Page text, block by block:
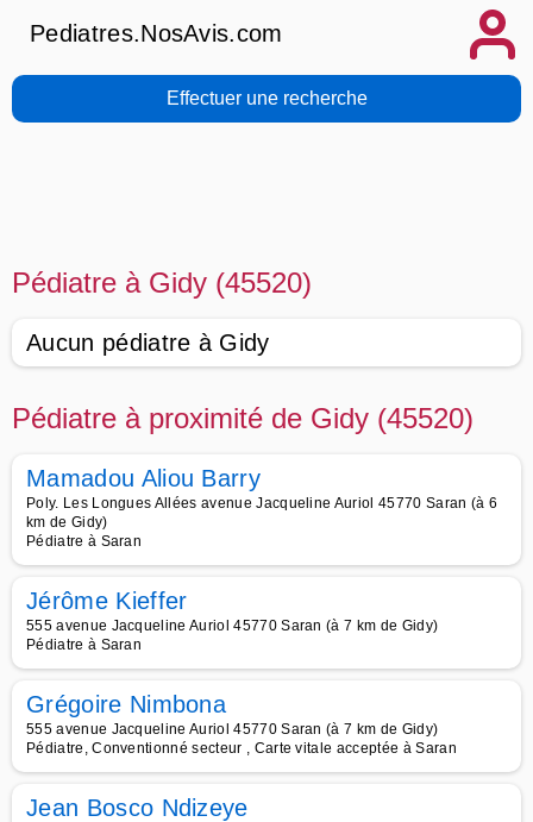
Pediatres.NosAvis.com
Effectuer une recherche
Pédiatre à Gidy (45520)
Aucun pédiatre à Gidy
Pédiatre à proximité de Gidy (45520)
Mamadou Aliou Barry
Poly. Les Longues Allées avenue Jacqueline Auriol 45770 Saran (à 6
km de Gidy)
Pédiatre à Saran
Jérôme Kieffer
555 avenue Jacqueline Auriol 45770 Saran (à 7 km de Gidy)
Pédiatre à Saran
Grégoire Nimbona
555 avenue Jacqueline Auriol 45770 Saran (à 7 km de Gidy)
Pédiatre, Conventionné secteur , Carte vitale acceptée à Saran
Jean Bosco Ndizeye